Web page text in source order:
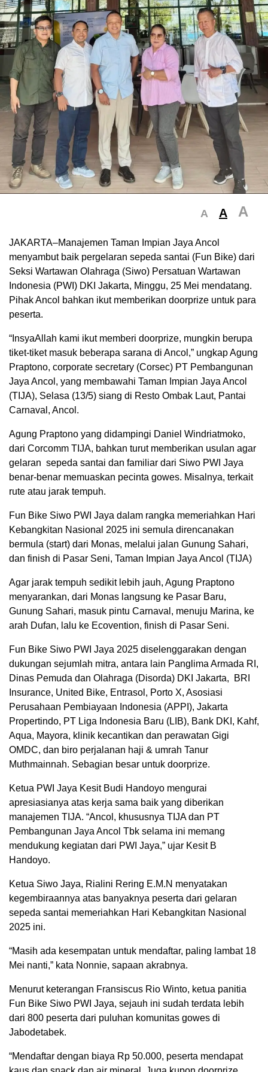
A A A
JAKARTA–Manajemen Taman Impian Jaya Ancol
menyambut baik pergelaran sepeda santai (Fun Bike) dari
Seksi Wartawan Olahraga (Siwo) Persatuan Wartawan
Indonesia (PWI) DKI Jakarta, Minggu, 25 Mei mendatang.
Pihak Ancol bahkan ikut memberikan doorprize untuk para
peserta.
“InsyaAllah kami ikut memberi doorprize, mungkin berupa
tiket-tiket masuk beberapa sarana di Ancol,” ungkap Agung
Praptono, corporate secretary (Corsec) PT Pembangunan
Jaya Ancol, yang membawahi Taman Impian Jaya Ancol
(TIJA), Selasa (13/5) siang di Resto Ombak Laut, Pantai
Carnaval, Ancol.
Agung Praptono yang didampingi Daniel Windriatmoko,
dari Corcomm TIJA, bahkan turut memberikan usulan agar
gelaran sepeda santai dan familiar dari Siwo PWI Jaya
benar-benar memuaskan pecinta gowes. Misalnya, terkait
rute atau jarak tempuh.
Fun Bike Siwo PWI Jaya dalam rangka memeriahkan Hari
Kebangkitan Nasional 2025 ini semula direncanakan
bermula (start) dari Monas, melalui jalan Gunung Sahari,
dan finish di Pasar Seni, Taman Impian Jaya Ancol (TIJA)
Agar jarak tempuh sedikit lebih jauh, Agung Praptono
menyarankan, dari Monas langsung ke Pasar Baru,
Gunung Sahari, masuk pintu Carnaval, menuju Marina, ke
arah Dufan, lalu ke Ecovention, finish di Pasar Seni.
Fun Bike Siwo PWI Jaya 2025 diselenggarakan dengan
dukungan sejumlah mitra, antara lain Panglima Armada RI,
Dinas Pemuda dan Olahraga (Disorda) DKI Jakarta, BRI
Insurance, United Bike, Entrasol, Porto X, Asosiasi
Perusahaan Pembiayaan Indonesia (APPI), Jakarta
Propertindo, PT Liga Indonesia Baru (LIB), Bank DKI, Kahf,
Aqua, Mayora, klinik kecantikan dan perawatan Gigi
OMDC, dan biro perjalanan haji & umrah Tanur
Muthmainnah. Sebagian besar untuk doorprize.
Ketua PWI Jaya Kesit Budi Handoyo mengurai
apresiasianya atas kerja sama baik yang diberikan
manajemen TIJA. “Ancol, khususnya TIJA dan PT
Pembangunan Jaya Ancol Tbk selama ini memang
mendukung kegiatan dari PWI Jaya,” ujar Kesit B
Handoyo.
Ketua Siwo Jaya, Rialini Rering E.M.N menyatakan
kegembiraannya atas banyaknya peserta dari gelaran
sepeda santai memeriahkan Hari Kebangkitan Nasional
2025 ini.
“Masih ada kesempatan untuk mendaftar, paling lambat 18
Mei nanti,” kata Nonnie, sapaan akrabnya.
Menurut keterangan Fransiscus Rio Winto, ketua panitia
Fun Bike Siwo PWI Jaya, sejauh ini sudah terdata lebih
dari 800 peserta dari puluhan komunitas gowes di
Jabodetabek.
“Mendaftar dengan biaya Rp 50.000, peserta mendapat